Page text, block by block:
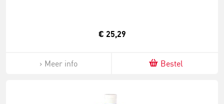
€ 25,29
Meer info Bestel